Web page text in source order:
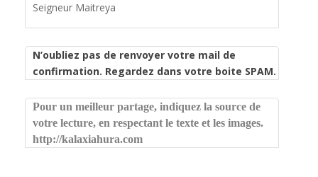
Seigneur Maitreya
N’oubliez pas de renvoyer votre mail de
confirmation. Regardez dans votre boite SPAM.
Pour un meilleur partage, indiquez la source de
votre lecture, en respectant le texte et les images.
http://kalaxiahura.com